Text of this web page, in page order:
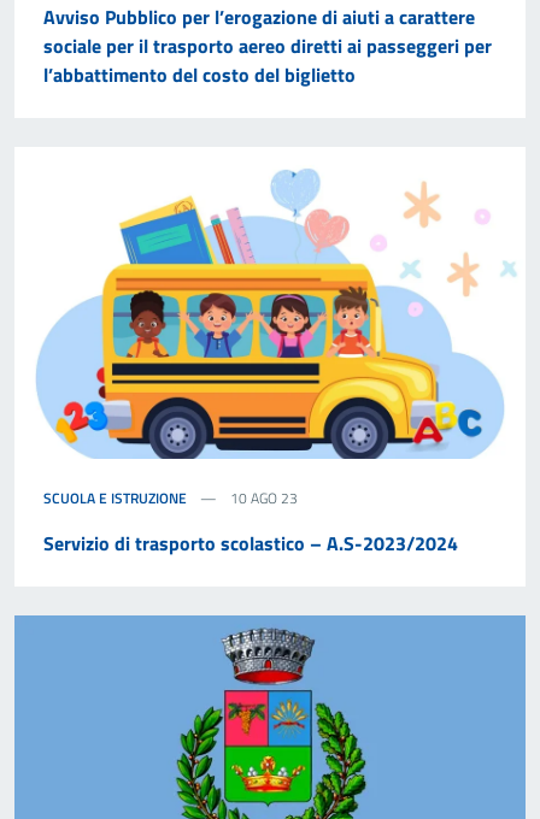
Avviso Pubblico per l’erogazione di aiuti a carattere
sociale per il trasporto aereo diretti ai passeggeri per
l’abbattimento del costo del biglietto
SCUOLA E ISTRUZIONE 10 AGO 23
Servizio di trasporto scolastico – A.S-2023/2024